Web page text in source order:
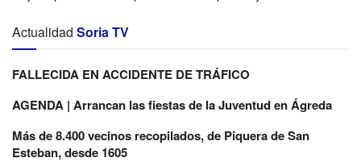
Actualidad Soria TV
FALLECIDA EN ACCIDENTE DE TRÁFICO
AGENDA | Arrancan las fiestas de la Juventud en Ágreda
Más de 8.400 vecinos recopilados, de Piquera de San
Esteban, desde 1605